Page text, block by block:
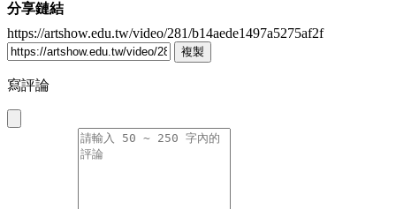
分享鏈結
https://artshow.edu.tw/video/281/b14aede1497a5275af2f
複製
寫評論